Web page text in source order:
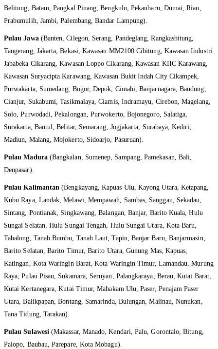
Belitung, Batam, Pangkal Pinang, Bengkulu, Pekanbaru, Dumai, Riau,
Prabumulih, Jambi, Palembang, Bandar Lampung).
Pulau Jawa(Banten, Cilegon, Serang, Pandeglang, Rangkasbitung,
Tangerang, Jakarta, Bekasi, Kawasan MM2100 Cibitung, Kawasan Industri
Jababeka Cikarang, Kawasan Loppo Cikarang, Kawasan KIIC Karawang,
Kawasan Suryacipta Karawang, Kawasan Bukit Indah City Cikampek,
Purwakarta, Sumedang, Bogor, Depok, Cimahi, Banjarnagara, Bandung,
Cianjur, Sukabumi, Tasikmalaya, Ciamis, Indramayu, Cirebon, Magelang,
Solo, Purwodadi, Pekalongan, Purwokerto, Bojonegoro, Salatiga,
Surakarta, Bantul, Belitar, Semarang, Jogjakarta, Surabaya, Kediri,
Madiun, Malang, Mojokerto, Sidoarjo, Pasuruan).
Pulau Madura(Bangkalan, Sumenep, Sampang, Pamekasan, Bali,
Denpasar).
Pulau Kalimantan (Bengkayang, Kapuas Ulu, Kayong Utara, Ketapang,
Kubu Raya, Landak, Melawi, Mempawah, Sambas, Sanggau, Sekadau,
Sintang, Pontianak, Singkawang, Balangan, Banjar, Barito Kuala, Hulu
Sungai Selatan, Hulu Sungai Tengah, Hulu Sungai Utara, Kota Baru,
Tabalong, Tanah Bumbu, Tanah Laut, Tapin, Banjar Baru, Banjarmasin,
Barito Selatan, Barito Timur, Barito Utara, Gunung Mas, Kapuas,
Katingan, Kota Waringin Barat, Kota Waringin Timur, Lamandau, Murung
Raya, Pulau Pisau, Sukamara, Seruyan, Palangkaraya, Berau, Kutai Barat,
Kutai Kertanegara, Kutai Timur, Mahakam Ulu, Paser, Penajam Paser
Utara, Balikpapan, Bontang, Samarinda, Bulungan, Malinau, Nunukan,
Tana Tidung, Tarakan).
Pulau Sulawesi(Makassar, Manado, Kendari, Palu, Gorontalo, Bitung,
Palopo, Baubau, Parepare, Kota Mobagu).